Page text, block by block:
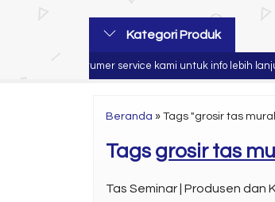
Tas
Tas
Kategori Produk
hubungi costumer service kami untuk info lebih lanjut
Beranda » Tags "grosir tas
Tags grosir tas
Tas Seminar | Produsen dan